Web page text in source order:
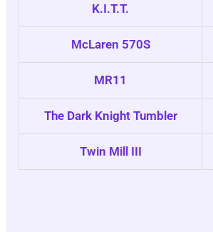
K.I.T.T.
McLaren 570S
MR11
The Dark Knight Tumbler
Twin Mill III